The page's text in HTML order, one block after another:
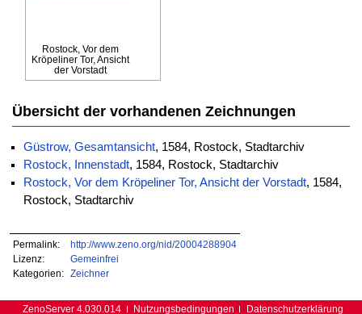
Rostock, Vor dem
Kröpeliner Tor, Ansicht
der Vorstadt
Übersicht der vorhandenen Zeichnungen
Güstrow, Gesamtansicht, 1584, Rostock, Stadtarchiv
Rostock, Innenstadt, 1584, Rostock, Stadtarchiv
Rostock, Vor dem Kröpeliner Tor, Ansicht der Vorstadt, 1584,
Rostock, Stadtarchiv
Permalink:
http://www.zeno.org/nid/20004288904
Lizenz:
Gemeinfrei
Kategorien:
Zeichner
ZenoServer 4.030.014 Nutzungsbedingungen
Datenschutzerklärung